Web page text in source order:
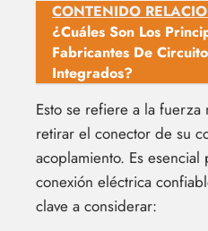
CONTENIDO
¿Cuáles Son Los
Fabricantes De
Integrados?
Esto se refiere a la fuerza
retirar el conector de su
acoplamiento. Es
conexión eléctrica
clave a considerar: